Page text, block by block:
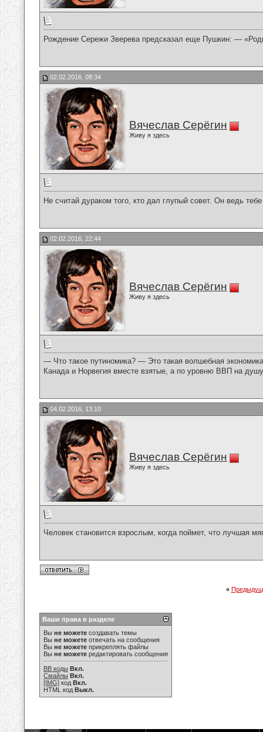
Рождение Сережи Зверева предсказал еще Пушкин: —
02.02.2016, 08:34
Вячеслав Серёгин
Живу я здесь
Не считай дураком того, кто дал глупый совет. Он ведь
02.02.2016, 22:44
Вячеслав Серёгин
Живу я здесь
— Что такое путиномика? — Это такая волшебная
Канада и Норвегия вместе взятые, а по уровню ВВП на
04.02.2016, 13:10
Вячеслав Серёгин
Живу я здесь
Человек становится взрослым, когда поймет, что лучшая
«
Ваши права в разделе
Вы не можете создавать темы
Вы не можете отвечать на сообщения
Вы не можете прикреплять файлы
Вы не можете редактировать сообщения
BB коды Вкл.
Смайлы Вкл.
[IMG] код Вкл.
HTML код Выкл.